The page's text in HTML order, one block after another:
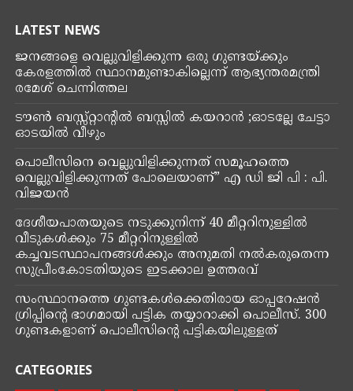
LATEST NEWS
ജനങ്ങളെ വെല്ലുവിളിക്കുന്ന ഒരു ഗുണ്ടയ്ക്കും
കേരളത്തിൽ സ്ഥാനമുണ്ടാകില്ലെന്ന് ആഭ്യന്തരമന്ത്രി
രമേശ് ചെന്നിത്തല
ടൗൺ ബസ്സ്റ്റാന്റിൽ ബസ്സിൽ കയറാൻ ;ഓടല്ലേ ചേട്ടാ
ഓടയിൽ വീഴും
പൊലീസിനെ വെല്ലുവിളിക്കുന്നത് സമൂഹത്തെ
വെല്ലുവിളിക്കുന്നത് പോലെയാണ്” എ ഡി ജി പി : പി.
വിജയൻ
ദേശീയപാതയുടെ നടുക്കുനിന്ന് 40 മീറ്ററിനുള്ളിൽ
വീടുകൾക്കും 75 മീറ്ററിനുള്ളിൽ
കച്ചവടസ്ഥാപനങ്ങൾക്കും അനുമതി നൽകരുതെന്ന
സുപ്രീംകോടതിയുടെ ഇടക്കാല ഉത്തരവ്
സംസ്ഥാനത്തെ ഗുണ്ടകൾക്കെതിരായ ഓപ്പറേഷൻ
ഗ്രിപ്പിൻ്റെ ഭാഗമായി പട്ടിക തയ്യാറാക്കി പൊലീസ്. 300
ഗുണ്ടകളാണ് പൊലീസിൻ്റെ പട്ടികയിലുള്ളത്
CATEGORIES